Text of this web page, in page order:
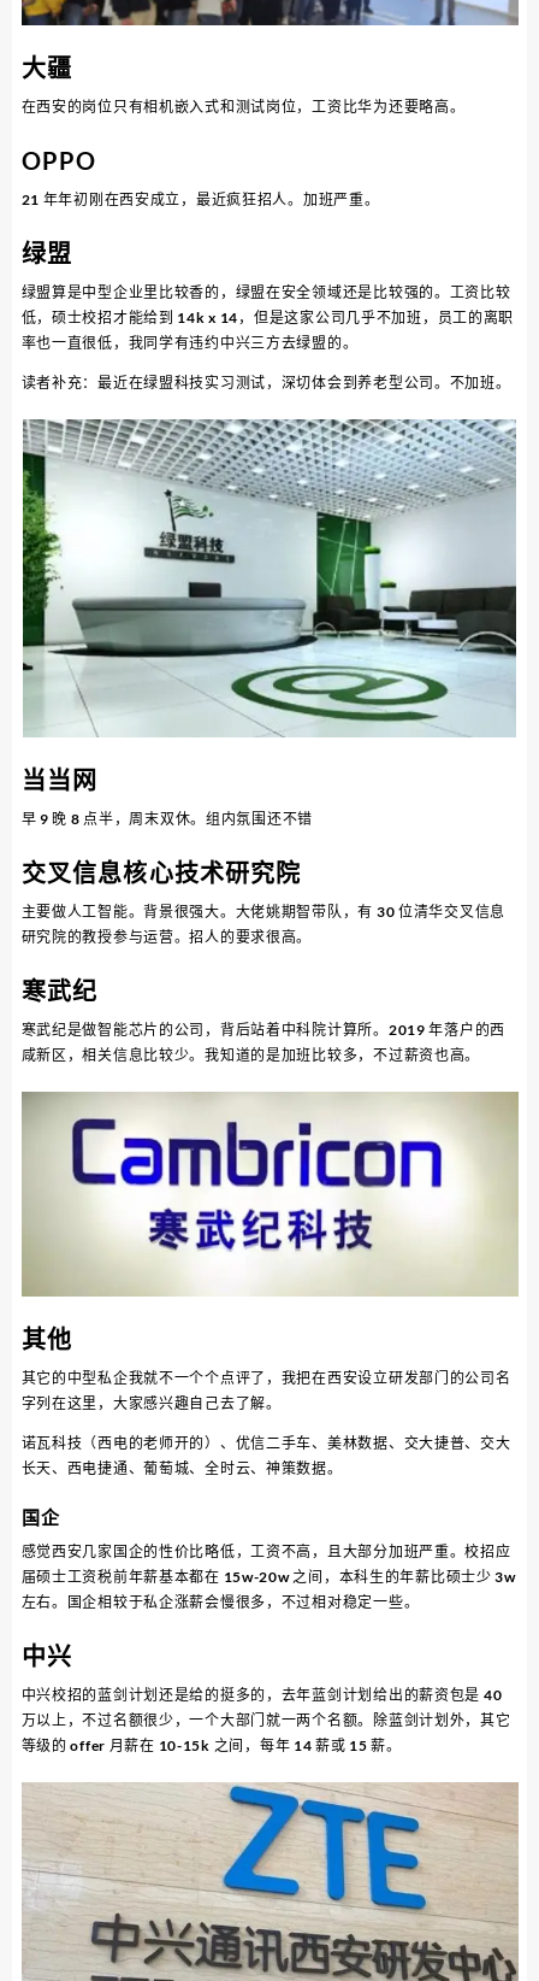
大疆
在西安的岗位只有相机嵌入式和测试岗位，工资比华为还要略高。
OPPO
21 年年初刚在西安成立，最近疯狂招人。加班严重。
绿盟
绿盟算是中型企业里比较香的，绿盟在安全领域还是比较强的。工资比较
低，硕士校招才能给到 14k x 14，但是这家公司几乎不加班，员工的离职
率也一直很低，我同学有违约中兴三方去绿盟的。
读者补充：最近在绿盟科技实习测试，深切体会到养老型公司。不加班。
当当网
早 9 晚 8 点半，周末双休。组内氛围还不错
交叉信息核心技术研究院
主要做人工智能。背景很强大。大佬姚期智带队，有 30 位清华交叉信息
研究院的教授参与运营。招人的要求很高。
寒武纪
寒武纪是做智能芯片的公司，背后站着中科院计算所。2019 年落户的西
咸新区，相关信息比较少。我知道的是加班比较多，不过薪资也高。
其他
其它的中型私企我就不一个个点评了，我把在西安设立研发部门的公司名
字列在这里，大家感兴趣自己去了解。
诺瓦科技（西电的老师开的）、优信二手车、美林数据、交大捷普、交大
长天、西电捷通、葡萄城、全时云、神策数据。
国企
感觉西安几家国企的性价比略低，工资不高，且大部分加班严重。校招应
届硕士工资税前年薪基本都在 15w-20w 之间，本科生的年薪比硕士少 3w
左右。国企相较于私企涨薪会慢很多，不过相对稳定一些。
中兴
中兴校招的蓝剑计划还是给的挺多的，去年蓝剑计划给出的薪资包是 40
万以上，不过名额很少，一个大部门就一两个名额。除蓝剑计划外，其它
等级的 offer 月薪在 10-15k 之间，每年 14 薪或 15 薪。